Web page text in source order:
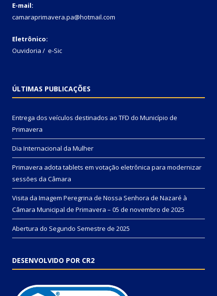
E-mail:
camaraprimavera.pa@hotmail.com
Eletrônico:
Ouvidoria / e-Sic
ÚLTIMAS PUBLICAÇÕES
Entrega dos veículos destinados ao TFD do Município de
Primavera
Dia Internacional da Mulher
Primavera adota tablets em votação eletrônica para modernizar
sessões da Câmara
Visita da Imagem Peregrina de Nossa Senhora de Nazaré à
Câmara Municipal de Primavera – 05 de novembro de 2025
Abertura do Segundo Semestre de 2025
DESENVOLVIDO POR CR2